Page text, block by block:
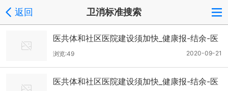
返回 卫消标准搜索
医共体和社区医院建设须加快_健康报-结余-医
保-县域-
2020-09-21
浏览:49
医共体和社区医院建设须加快_健康报-结余-医